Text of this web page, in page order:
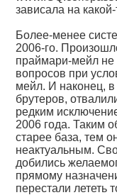
зависала на
Более-менее
2006-го.
праймари-мейл не
вопросов при
мейл. И наконец, в
брутеров,
редким
2006 года. Таким
старее база, тем
неактуальным.
добились
прямому
перестали лететь